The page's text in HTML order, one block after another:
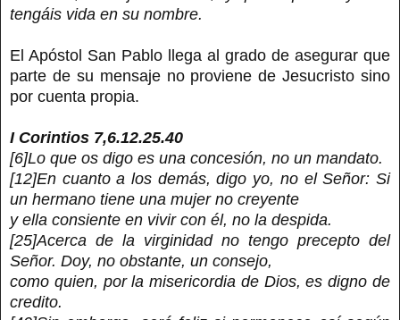
tengáis vida en su nombre.
El Apóstol San Pablo llega al grado de asegurar que
parte de su mensaje no proviene de Jesucristo sino
por cuenta propia.
I Corintios 7,6.12.25.40
[6]Lo que os digo es una concesión, no un mandato.
[12]En cuanto a los demás, digo yo, no el Señor: Si
un hermano tiene una mujer no creyente
y ella consiente en vivir con él, no la despida.
[25]Acerca de la virginidad no tengo precepto del
Señor. Doy, no obstante, un consejo,
como quien, por la misericordia de Dios, es digno de
credito.